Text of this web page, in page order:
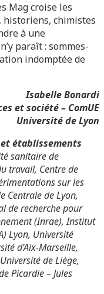
Mag croise les
historiens, chimistes
à une
paraît : sommes-
indomptée de
Isabelle Bonardi
et société – ComUE
Université de Lyon
établissements
sanitaire de
travail, Centre de
sur les
Centrale de Lyon,
de recherche pour
(Inrae), Institut
Lyon, Université
d’Aix-Marseille,
de Liège,
Picardie – Jules